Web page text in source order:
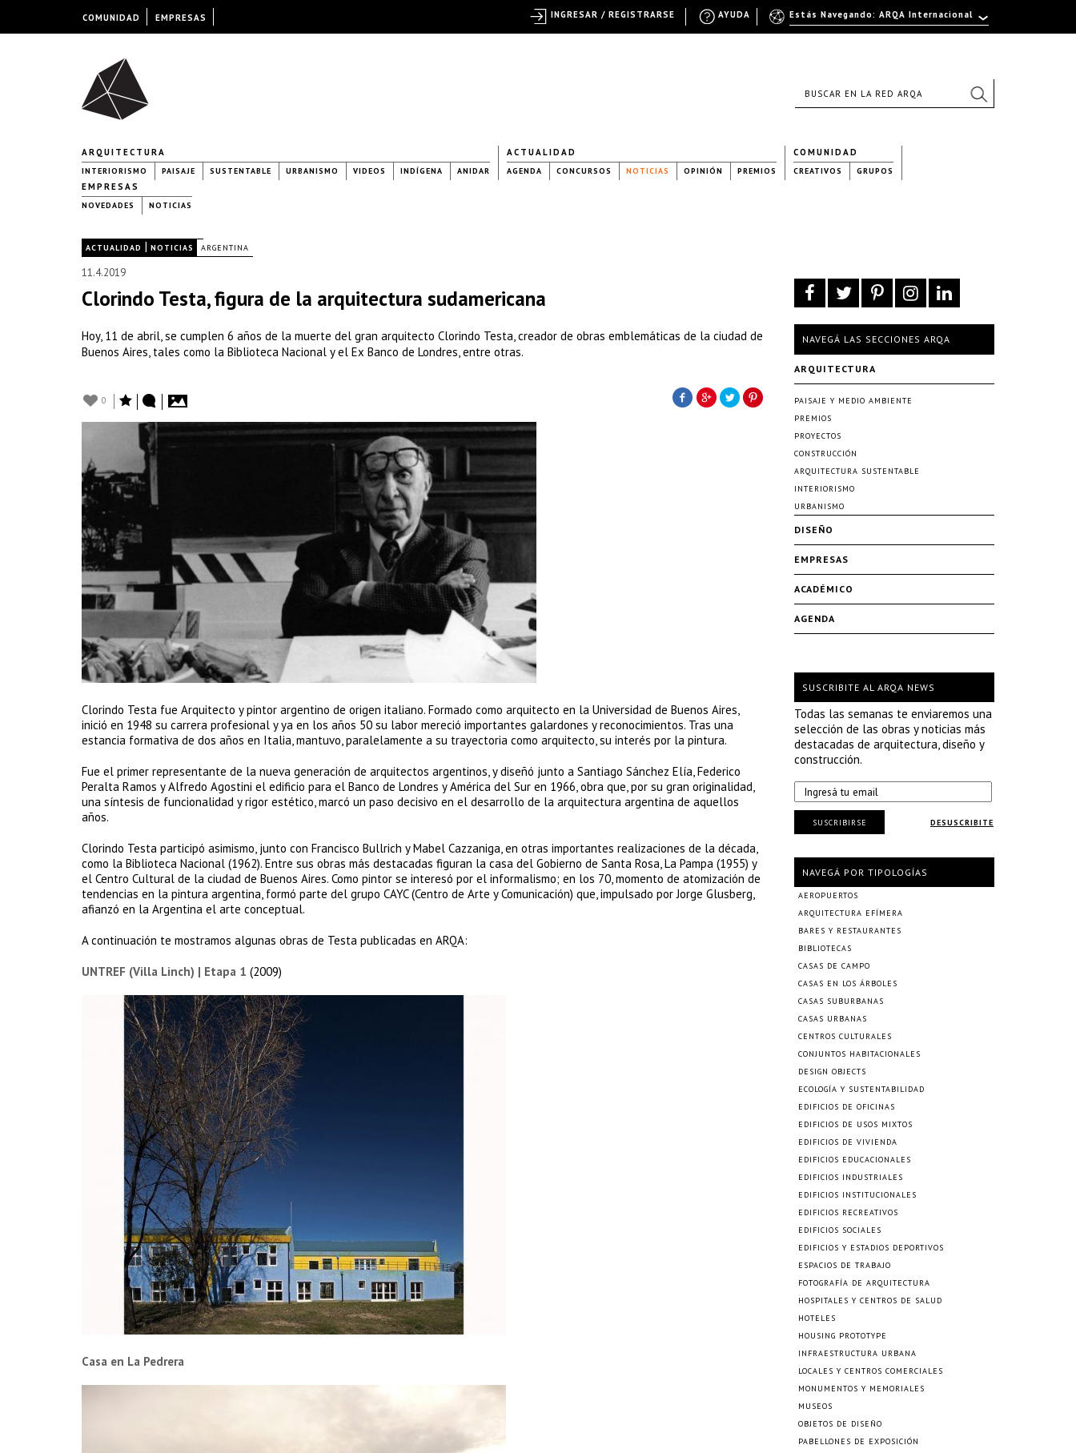
ARQUITECTURA
INTERIORISMO PAISAJE SUSTENTABLE URBANISMO VIDEOS INDÍGENA ANIDAR
ACTUALIDAD
AGENDA CONCURSOS NOTICIAS OPINIÓN PREMIOS
COMUNIDAD
CREATIVOS GRUPOS
EMPRESAS
NOVEDADES NOTICIAS
ACTUALIDAD | NOTICIAS ARGENTINA
11.4.2019
Clorindo Testa, figura de la arquitectura sudamericana
Hoy, 11 de abril, se cumplen 6 años de la muerte del gran arquitecto Clorindo Testa, creador de obras emblemáticas de la ciudad de
Buenos Aires, tales como la Biblioteca Nacional y el Ex Banco de Londres, entre otras.
0
Clorindo Testa fue Arquitecto y pintor argentino de origen italiano. Formado como arquitecto en la Universidad de Buenos Aires,
inició en 1948 su carrera profesional y ya en los años 50 su labor mereció importantes galardones y reconocimientos. Tras una
estancia formativa de dos años en Italia, mantuvo, paralelamente a su trayectoria como arquitecto, su interés por la pintura.
Fue el primer representante de la nueva generación de arquitectos argentinos, y diseñó junto a Santiago Sánchez Elía, Federico
Peralta Ramos y Alfredo Agostini el edificio para el Banco de Londres y América del Sur en 1966, obra que, por su gran originalidad,
una síntesis de funcionalidad y rigor estético, marcó un paso decisivo en el desarrollo de la arquitectura argentina de aquellos
años.
Clorindo Testa participó asimismo, junto con Francisco Bullrich y Mabel Cazzaniga, en otras importantes realizaciones de la década,
como la Biblioteca Nacional (1962). Entre sus obras más destacadas figuran la casa del Gobierno de Santa Rosa, La Pampa (1955) y
el Centro Cultural de la ciudad de Buenos Aires. Como pintor se interesó por el informalismo; en los 70, momento de atomización de
tendencias en la pintura argentina, formó parte del grupo CAYC (Centro de Arte y Comunicación) que, impulsado por Jorge Glusberg,
afianzó en la Argentina el arte conceptual.
A continuación te mostramos algunas obras de Testa publicadas en ARQA:
UNTREF (Villa Linch) | Etapa 1 (2009)
Casa en La Pedrera
NAVEGÁ LAS SECCIONES ARQA
ARQUITECTURA
PAISAJE Y MEDIO AMBIENTE
PREMIOS
PROYECTOS
CONSTRUCCIÓN
ARQUITECTURA SUSTENTABLE
INTERIORISMO
URBANISMO
DISEÑO
EMPRESAS
ACADÉMICO
AGENDA
SUSCRIBITE AL ARQA NEWS
Todas las semanas te enviaremos una
selección de las obras y noticias más
destacadas de arquitectura, diseño y
construcción.
DESUSCRIBITE
SUSCRIBIRSE
NAVEGÁ POR TIPOLOGÍAS
AEROPUERTOS
ARQUITECTURA EFÍMERA
BARES Y RESTAURANTES
BIBLIOTECAS
CASAS DE CAMPO
CASAS EN LOS ÁRBOLES
CASAS SUBURBANAS
CASAS URBANAS
CENTROS CULTURALES
CONJUNTOS HABITACIONALES
DESIGN OBJECTS
ECOLOGÍA Y SUSTENTABILIDAD
EDIFICIOS DE OFICINAS
EDIFICIOS DE USOS MIXTOS
EDIFICIOS DE VIVIENDA
EDIFICIOS EDUCACIONALES
EDIFICIOS INDUSTRIALES
EDIFICIOS INSTITUCIONALES
EDIFICIOS RECREATIVOS
EDIFICIOS SOCIALES
EDIFICIOS Y ESTADIOS DEPORTIVOS
ESPACIOS DE TRABAJO
FOTOGRAFÍA DE ARQUITECTURA
HOSPITALES Y CENTROS DE SALUD
HOTELES
HOUSING PROTOTYPE
INFRAESTRUCTURA URBANA
LOCALES Y CENTROS COMERCIALES
MONUMENTOS Y MEMORIALES
MUSEOS
OBJETOS DE DISEÑO
PABELLONES DE EXPOSICIÓN
COMUNIDAD EMPRESAS Estás Navegando: ARQA Internacional
AYUDA
INGRESAR / REGISTRARSE